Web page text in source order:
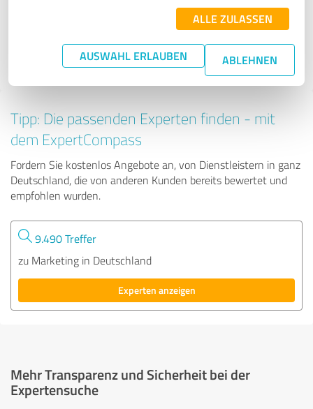
ALLE ZULASSEN
AUSWAHL ERLAUBEN ABLEHNEN
4.88 von 5
Tipp: Die passenden Experten finden - mit
dem ExpertCompass
Fordern Sie kostenlos Angebote an, von Dienstleistern in ganz
Deutschland, die von anderen Kunden bereits bewertet und
empfohlen wurden.
9.490 Treffer
zu Marketing in Deutschland
Experten anzeigen
Mehr Transparenz und Sicherheit bei der
Expertensuche